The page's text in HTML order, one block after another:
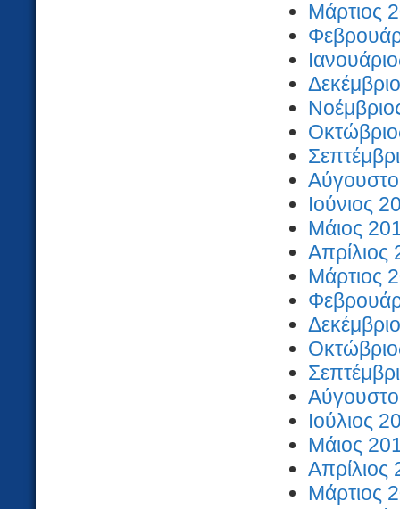
Μάρτιος
Ιούνιος
Μάιος
Απρίλιος
Μάρτιος
Ιούλιος
Μάιος
Απρίλιος
Μάρτιος